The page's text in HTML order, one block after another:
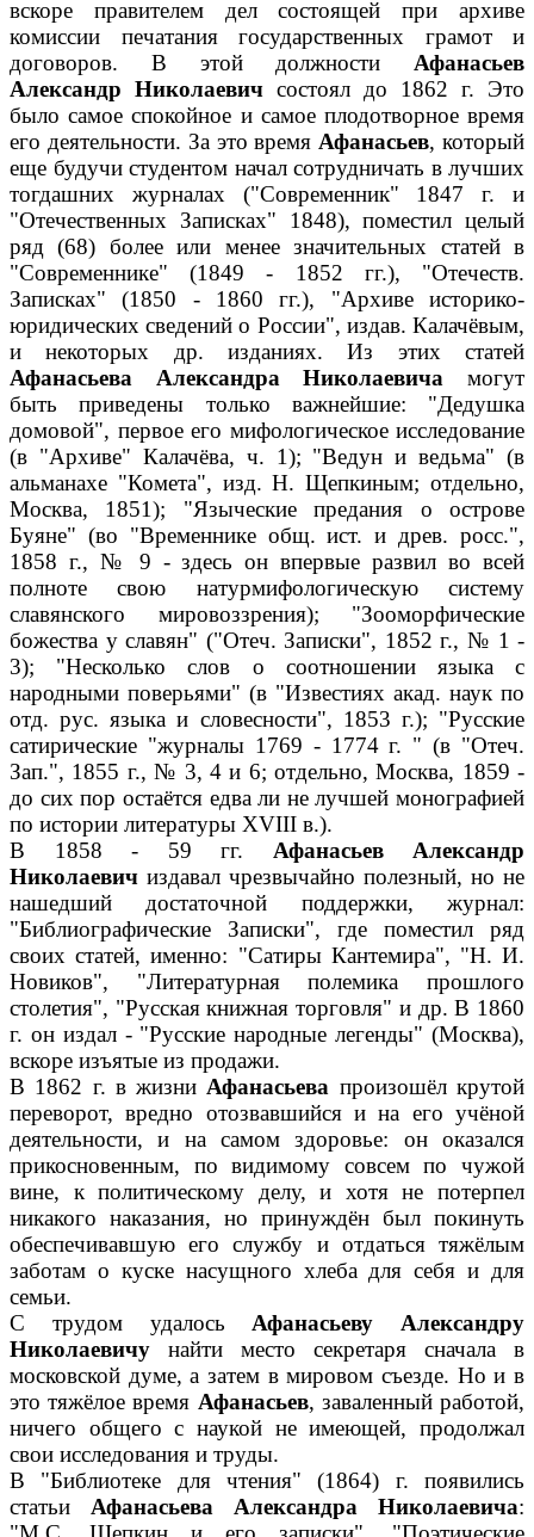
вскоре правителем дел состоящей при архиве
комиссии печатания государственных грамот и
договоров. В этой должности Афанасьев
Александр Николаевич состоял до 1862 г. Это
было самое спокойное и самое плодотворное время
его деятельности. За это время Афанасьев, который
еще будучи студентом начал сотрудничать в лучших
тогдашних журналах ("Современник" 1847 г. и
"Отечественных Записках" 1848), поместил целый
ряд (68) более или менее значительных статей в
"Современнике" (1849 - 1852 гг.), "Отечеств.
Записках" (1850 - 1860 гг.), "Архиве историко-
юридических сведений о России", издав. Калачёвым,
и некоторых др. изданиях. Из этих статей
Афанасьева Александра Николаевича могут
быть приведены только важнейшие: "Дедушка
домовой", первое его мифологическое исследование
(в "Архиве" Калачёва, ч. 1); "Ведун и ведьма" (в
альманахе "Комета", изд. Н. Щепкиным; отдельно,
Москва, 1851); "Языческие предания о острове
Буяне" (во "Временнике общ. ист. и древ. росс.",
1858 г., № 9 - здесь он впервые развил во всей
полноте свою натурмифологическую систему
славянского мировоззрения); "Зооморфические
божества у славян" ("Отеч. Записки", 1852 г., № 1 -
3); "Несколько слов о соотношении языка с
народными поверьями" (в "Известиях акад. наук по
отд. рус. языка и словесности", 1853 г.); "Русские
сатирические "журналы 1769 - 1774 г. " (в "Отеч.
Зап.", 1855 г., № 3, 4 и 6; отдельно, Москва, 1859 -
до сих пор остаётся едва ли не лучшей монографией
по истории литературы XVIII в.).
В 1858 - 59 гг. Афанасьев Александр
Николаевич издавал чрезвычайно полезный, но не
нашедший достаточной поддержки, журнал:
"Библиографические Записки", где поместил ряд
своих статей, именно: "Сатиры Кантемира", "Н. И.
Новиков", "Литературная полемика прошлого
столетия", "Русская книжная торговля" и др. В 1860
г. он издал - "Русские народные легенды" (Москва),
вскоре изъятые из продажи.
В 1862 г. в жизни Афанасьева произошёл крутой
переворот, вредно отозвавшийся и на его учёной
деятельности, и на самом здоровье: он оказался
прикосновенным, по видимому совсем по чужой
вине, к политическому делу, и хотя не потерпел
никакого наказания, но принуждён был покинуть
обеспечивавшую его службу и отдаться тяжёлым
заботам о куске насущного хлеба для себя и для
семьи.
С трудом удалось Афанасьеву Александру
Николаевичу найти место секретаря сначала в
московской думе, а затем в мировом съезде. Но и в
это тяжёлое время Афанасьев, заваленный работой,
ничего общего с наукой не имеющей, продолжал
свои исследования и труды.
В "Библиотеке для чтения" (1864) г. появились
статьи Афанасьева Александра Николаевича: